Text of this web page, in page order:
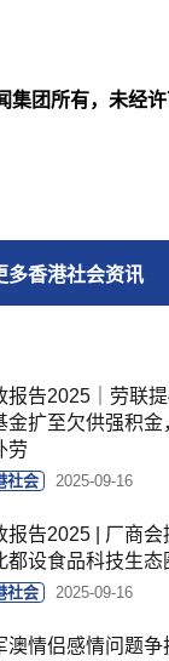
集团所有，未经许
多香港社会资讯
报告2025｜劳联
金扩至欠供强积
劳
社会 2025-09-16
报告2025 | 厂商会
都设食品科技生态
社会 2025-09-16
澳情侣感情问题